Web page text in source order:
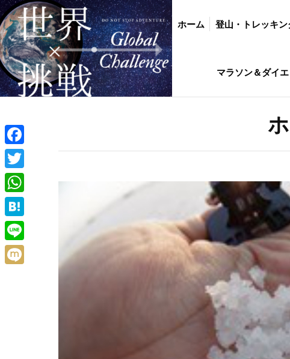
ホーム 登山・トレッキン
マラソン＆ダイエ
Facebook
Twitter
WhatsApp
Hatena
Line
ホーム 登山・トレッキング バイク・ツー